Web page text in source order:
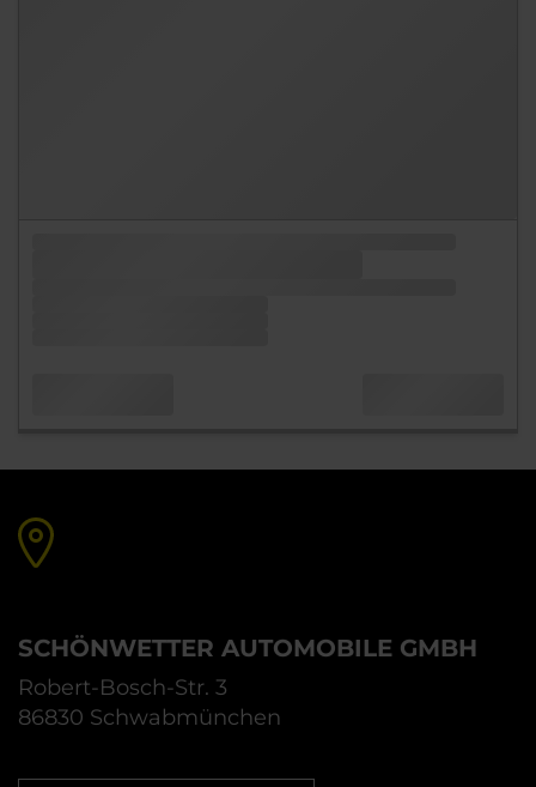
SCHÖNWETTER AUTOMOBILE GMBH
Robert-Bosch-Str. 3
86830 Schwabmünchen